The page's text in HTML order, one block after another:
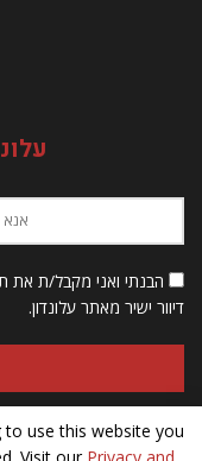
הבנתי ואני מקבל/ת את
דיוור ישיר מאתר עלונדון.
to use this website you